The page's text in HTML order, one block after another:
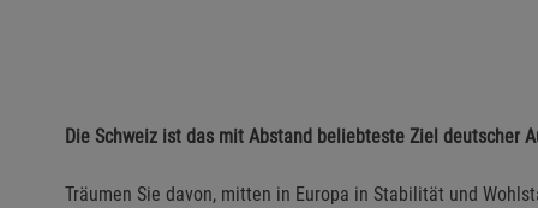
Die Schweiz ist das mit Abstand beliebteste Ziel deutscher
Träumen Sie davon, mitten in Europa in Stabilität und